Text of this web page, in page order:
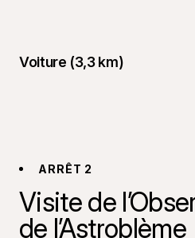
Voiture (3,3 km)
ARRÊT 2
Visite de
de l’Astroblème